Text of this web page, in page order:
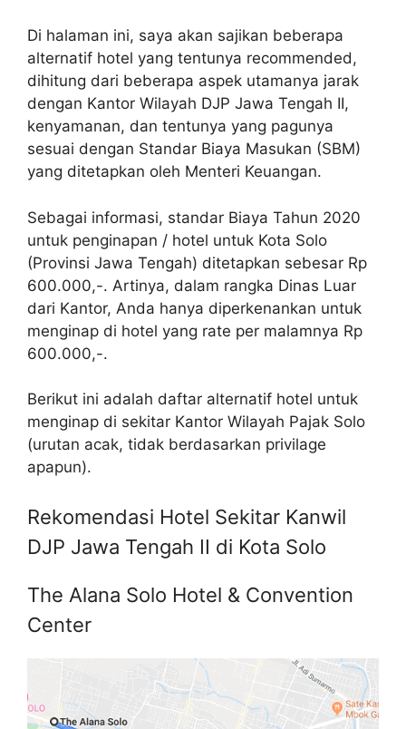
Di halaman ini, saya akan sajikan beberapa
alternatif hotel yang tentunya recommended,
dihitung dari beberapa aspek utamanya jarak
dengan Kantor Wilayah DJP Jawa Tengah II,
kenyamanan, dan tentunya yang pagunya
sesuai dengan Standar Biaya Masukan (SBM)
yang ditetapkan oleh Menteri Keuangan.
Sebagai informasi, standar Biaya Tahun 2020
untuk penginapan / hotel untuk Kota Solo
(Provinsi Jawa Tengah) ditetapkan sebesar Rp
600.000,-. Artinya, dalam rangka Dinas Luar
dari Kantor, Anda hanya diperkenankan untuk
menginap di hotel yang rate per malamnya Rp
600.000,-.
Berikut ini adalah daftar alternatif hotel untuk
menginap di sekitar Kantor Wilayah Pajak Solo
(urutan acak, tidak berdasarkan privilage
apapun).
Rekomendasi Hotel Sekitar Kanwil
DJP Jawa Tengah II di Kota Solo
The Alana Solo Hotel & Convention
Center